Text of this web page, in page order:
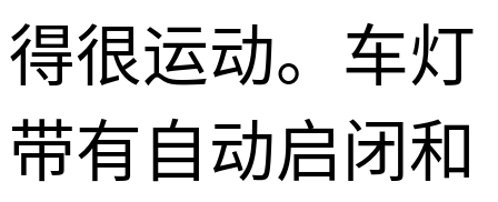
得很运动。车灯
带有自动启闭和